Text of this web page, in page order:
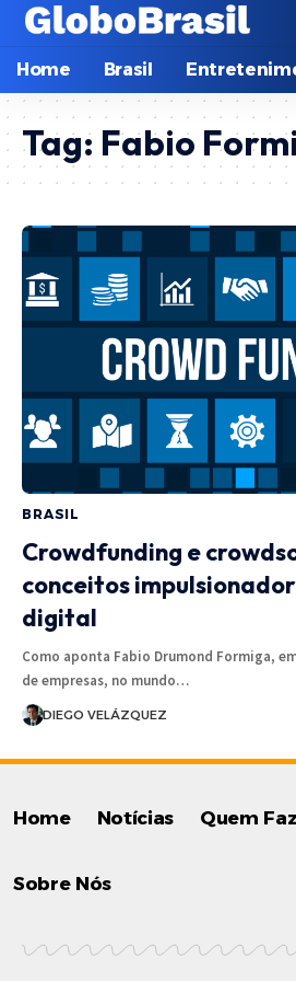
Home Brasil
Tag: Fabio
BRASIL
Crowdfunding e
conceitos
digital
Como aponta Fabio Drumond Formiga,
de empresas, no mundo…
DIEGO VELÁZQUEZ
Home Notícias Quem Faz
Sobre Nós